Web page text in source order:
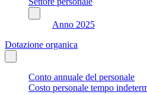
Anno 2025
Dotazione organica
Conto annuale del personale
Costo personale tempo